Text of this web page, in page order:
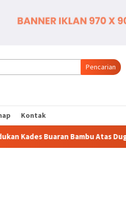
Pencarian
Kontak
Atas Dugaan Pungutan Liar